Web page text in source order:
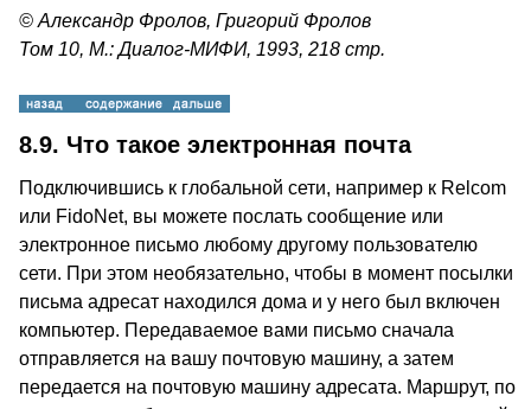
© Александр Фролов, Григорий Фролов
Том 10, М.: Диалог-МИФИ, 1993, 218 стр.
8.9. Что такое электронная почта
Подключившись к глобальной сети, например к Relcom
или FidoNet, вы можете послать сообщение или
электронное письмо любому другому пользователю
сети. При этом необязательно, чтобы в момент посылки
письма адресат находился дома и у него был включен
компьютер. Передаваемое вами письмо сначала
отправляется на вашу почтовую машину, а затем
передается на почтовую машину адресата. Маршрут, по